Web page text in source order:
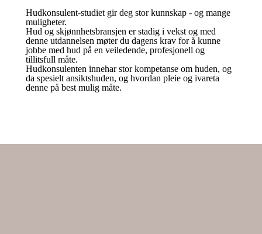
Hudkonsulent-studiet gir deg stor kunnskap - og mange
muligheter.
Hud og skjønnhetsbransjen er stadig i vekst og med
denne utdannelsen møter du dagens krav for å kunne
jobbe med hud på en veiledende, profesjonell og
tillitsfull måte.
Hudkonsulenten innehar stor kompetanse om huden, og
da spesielt ansiktshuden, og hvordan pleie og ivareta
denne på best mulig måte.